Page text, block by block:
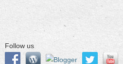
Follow us